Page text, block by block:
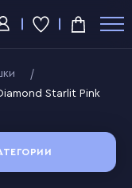
Starlit Pink